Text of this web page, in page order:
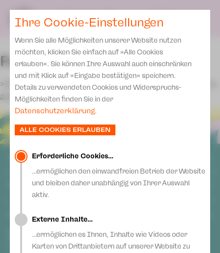
Ihre Cookie-Einstellungen
Wenn Sie alle Möglichkeiten unserer Website nutzen
möchten, klicken Sie einfach auf »Alle Cookies
erlauben«. Sie können Ihre Auswahl auch einschränken
und mit Klick auf »Eingabe bestätigen« speichern.
Details zu verwendeten Cookies und Widerspruchs-
Möglichkeiten finden Sie in der
Datenschutzerklärung.
ALLE COOKIES ERLAUBEN
Erforderliche Cookies…
…ermöglichen den einwandfreien Betrieb der Website
und bleiben daher unabhängig von Ihrer Auswahl
aktiv.
Externe Inhalte…
…ermöglichen es Ihnen, Inhalte wie Videos oder
Karten von Drittanbietern auf unserer Website zu
Spielstätten Zwickau
Kontakte
Fördervereine
Freunde & Förderer
Mitmachen
Theaterspiel
Erklärung Die Vielen
KARTEN & SERVICE
Karten
Preise 2026/ 27
Abonnement 2026 /27
Zusatz-Service
Spenden
Aktuelles
Downloads
Newsletter
Merchandise
Blog
SPIELPLAN DE
Fehler
>Die gewählte Vorstellung konnte nicht gefunden werden.
zurück
ALLGEMEIN
Anonyme Meldung
Erklärung zur Barrierefreiheit
Teilnahmebedingungen Ticketlotterie
SOCIAL MEDIA
Youtube
Instagram
Blog
ANSCHRIFT
Vogtlandtheater Plauen
08523 Plauen